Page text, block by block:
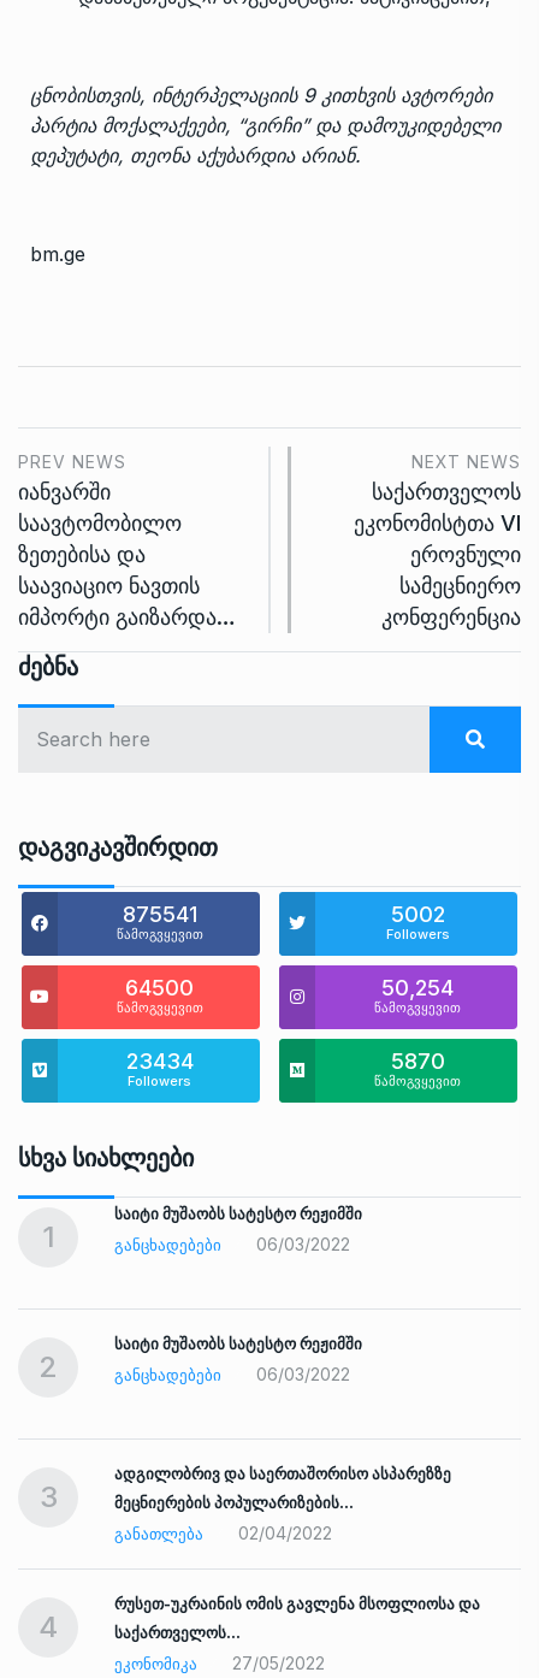
ცნობისთვის, ინტერპელაციის 9 კითხვის ავტორები
პარტია მოქალაქეები, “გირჩი” და დამოუკიდებელი
დეპუტატი, თეონა აქუბარდია არიან.
bm.ge
PREV NEWS
იანვარში
საავტომობილო
ზეთებისა და
საავიაციო ნავთის
იმპორტი გაიზარდა…
NEXT NEWS
საქართველოს
ეკონომისტთა VI
ეროვნული
სამეცნიერო
კონფერენცია
Ძებნა
Დაგვიკავშირდით
875541
წამოგვყევით
5002
Followers
64500
წამოგვყევით
50,254
წამოგვყევით
23434
Followers
5870
წამოგვყევით
Სხვა Სიახლეები
1
საიტი მუშაობს სატესტო რეჟიმში
ᲒᲐᲜᲪᲮᲐᲓᲔᲑᲔᲑᲘ
06/03/2022
2
საიტი მუშაობს სატესტო რეჟიმში
ᲒᲐᲜᲪᲮᲐᲓᲔᲑᲔᲑᲘ
06/03/2022
3
ადგილობრივ და საერთაშორისო ასპარეზზე
მეცნიერების პოპულარიზების…
ᲒᲐᲜᲐᲗᲚᲔᲑᲐ
02/04/2022
4
რუსეთ-უკრაინის ომის გავლენა მსოფლიოსა და
საქართველოს…
ᲔᲙᲝᲜᲝᲛᲘᲙᲐ
27/05/2022